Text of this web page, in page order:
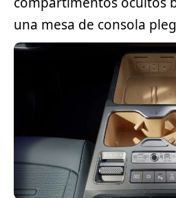
una mesa de consola